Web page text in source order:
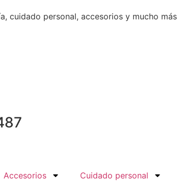
cuidado personal, accesorios y mucho más
Accesorios Cuidado personal